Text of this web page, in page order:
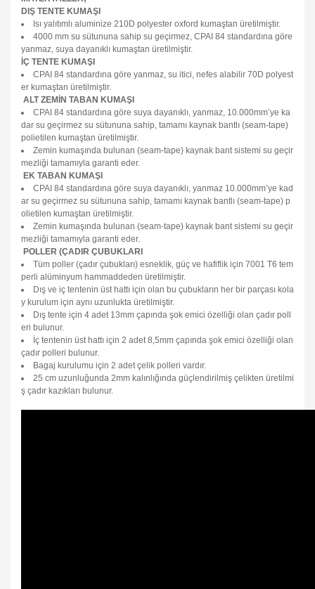
DIŞ TENTE KUMAŞI
Isı yalıtımlı aluminize 210D polyester oxford kumaştan üretilmiştir.
4000 mm su sütununa sahip su geçirmez, CPAI 84 standardına göre
yanmaz, suya dayanıklı kumaştan üretilmiştir.
İÇ TENTE KUMAŞI
CPAI 84 standardına göre yanmaz, su itici, nefes alabilir 70D polyest
er kumaştan üretilmiştir.
ALT ZEMİN TABAN KUMAŞI
CPAI 84 standardına göre suya dayanıklı, yanmaz, 10.000mm’ye ka
dar su geçirmez su sütununa sahip, tamamı kaynak bantlı (seam-tape)
polietilen kumaştan üretilmiştir.
Zemin kumaşında bulunan (seam-tape) kaynak bant sistemi su geçir
mezliği tamamıyla garanti eder.
EK TABAN KUMAŞI
CPAI 84 standardına göre suya dayanıklı, yanmaz 10.000mm’ye kad
ar su geçirmez su sütununa sahip, tamamı kaynak bantlı (seam-tape) p
olietilen kumaştan üretilmiştir.
Zemin kumaşında bulunan (seam-tape) kaynak bant sistemi su geçir
mezliği tamamıyla garanti eder.
POLLER (ÇADIR ÇUBUKLARI
Tüm poller (çadır çubukları) esneklik, güç ve hafiflik için 7001 T6 tem
perli alüminyum hammaddeden üretilmiştir.
Dış ve iç tentenin üst hattı için olan bu çubukların her bir parçası kola
y kurulum için aynı uzunlukta üretilmiştir.
Dış tente için 4 adet 13mm çapında şok emici özelliği olan çadır poll
eri bulunur.
İç tentenin üst hattı için 2 adet 8,5mm çapında şok emici özelliği olan
çadır polleri bulunur.
Bagaj kurulumu için 2 adet çelik polleri vardır.
25 cm uzunluğunda 2mm kalınlığında güçlendirilmiş çelikten üretilmi
ş çadır kazıkları bulunur.